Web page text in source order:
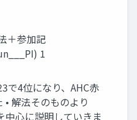
＋参加記
1
で4位になり、AHC赤
解法そのものより
中心に説明していきま